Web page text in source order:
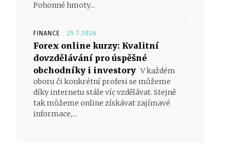
Pohonné hmoty...
FINANCE 25.7.2026
Forex online kurzy: Kvalitní
dovzdělávání pro úspěšné
obchodníky i investory V každém
oboru či konkrétní profesi se můžeme
díky internetu stále víc vzdělávat. Stejně
tak můžeme online získávat zajímavé
informace,...